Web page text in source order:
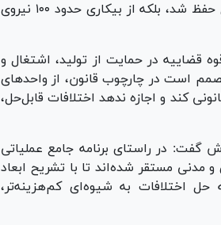
وی تأکید کرد: با این اقدام، نه‌تنها یک سرمایه‌گذاری مشروع و فعال حفظ شد، بلکه از بیکاری حدود ۱۰۰ نیروی
در حمایت از تولید، اشتغال و
است در چارچوب قانون، از واحد‌های
کند و اجازه ندهد اختلافات قابل‌حل،
گفت: در راستای برنامه جامع عملیاتی
مستقر شده‌اند تا با تشریح ابعاد
اختلافات به شیوه‌ای کم‌هزینه‌تر،